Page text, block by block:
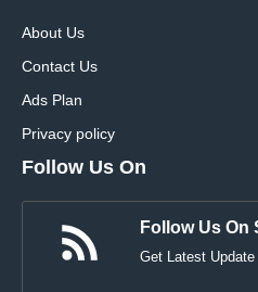
About Us
Contact Us
Ads Plan
Privacy policy
Follow Us On
Follow Us On
Get Latest